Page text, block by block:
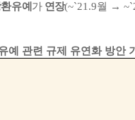
유예 가 연장(~`21.9월 →
예 관련 규제 유연화 방안